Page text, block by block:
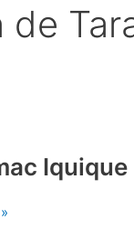
de
Iquique